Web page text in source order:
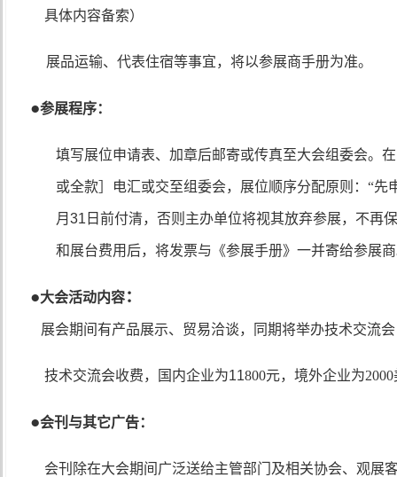
具体内容备索）
展品运输、代表住宿等事宜，将以参展商手册为准。
●参展程序：
填写展位申请表、加章后邮寄或传真至大会组委会。
或全款］电汇或交至组委会，展位顺序分配原则：“先
月31 日前付清，否则主办单位将视其放弃参展，不再
和展台费用后，将发票与《参展手册》一并寄给参展
●大会活动内容：
展会期间有产品展示、贸易洽谈，同期将举办技术交流
技术交流会收费，国内企业为11800元，境外企业为2000
●会刊与其它广告：
会刊除在大会期间广泛送给主管部门及相关协会、观展